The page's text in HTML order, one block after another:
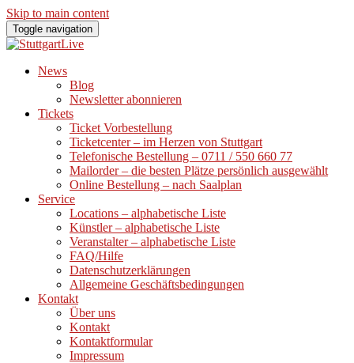
Skip to main content
Toggle navigation
News
Blog
Newsletter abonnieren
Tickets
Ticket Vorbestellung
Ticketcenter – im Herzen von Stuttgart
Telefonische Bestellung – 0711 / 550 660 77
Mailorder – die besten Plätze persönlich ausgewählt
Online Bestellung – nach Saalplan
Service
Locations – alphabetische Liste
Künstler – alphabetische Liste
Veranstalter – alphabetische Liste
FAQ/Hilfe
Datenschutzerklärungen
Allgemeine Geschäftsbedingungen
Kontakt
Über uns
Kontakt
Kontaktformular
Impressum